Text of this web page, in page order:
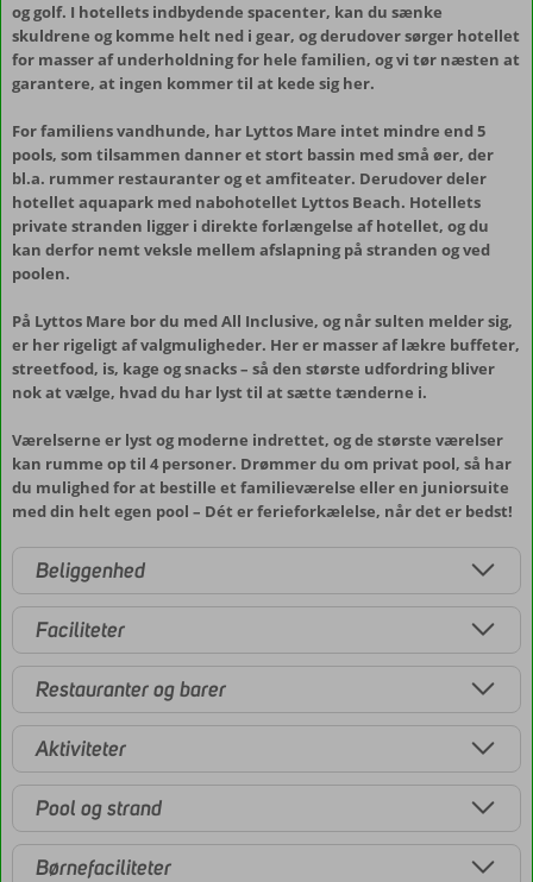
og golf. I hotellets indbydende spacenter, kan du sænke
skuldrene og komme helt ned i gear, og derudover sørger hotellet
for masser af underholdning for hele familien, og vi tør næsten at
garantere, at ingen kommer til at kede sig her.
For familiens vandhunde, har Lyttos Mare intet mindre end 5
pools, som tilsammen danner et stort bassin med små øer, der
bl.a. rummer restauranter og et amfiteater. Derudover deler
hotellet aquapark med nabohotellet Lyttos Beach. Hotellets
private stranden ligger i direkte forlængelse af hotellet, og du
kan derfor nemt veksle mellem afslapning på stranden og ved
poolen.
På Lyttos Mare bor du med All Inclusive, og når sulten melder sig,
er her rigeligt af valgmuligheder. Her er masser af lækre buffeter,
streetfood, is, kage og snacks – så den største udfordring bliver
nok at vælge, hvad du har lyst til at sætte tænderne i.
Værelserne er lyst og moderne indrettet, og de største værelser
kan rumme op til 4 personer. Drømmer du om privat pool, så har
du mulighed for at bestille et familieværelse eller en juniorsuite
med din helt egen pool – Dét er ferieforkælelse, når det er bedst!
Beliggenhed
Faciliteter
Restauranter og barer
Aktiviteter
Pool og strand
Børnefaciliteter